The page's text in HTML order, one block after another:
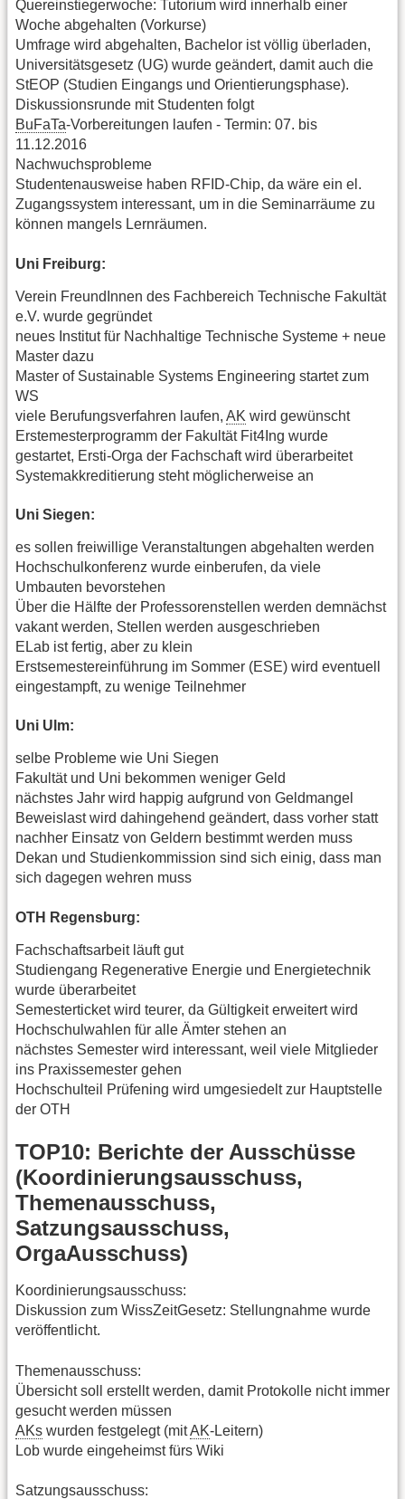
Quereinstiegerwoche: Tutorium wird innerhalb einer
Woche abgehalten (Vorkurse)
Umfrage wird abgehalten, Bachelor ist völlig überladen,
Universitätsgesetz (UG) wurde geändert, damit auch die
StEOP (Studien Eingangs und Orientierungsphase).
Diskussionsrunde mit Studenten folgt
BuFaTa-Vorbereitungen laufen - Termin: 07. bis
11.12.2016
Nachwuchsprobleme
Studentenausweise haben RFID-Chip, da wäre ein el.
Zugangssystem interessant, um in die Seminarräume zu
können mangels Lernräumen.
Uni Freiburg:
Verein FreundInnen des Fachbereich Technische Fakultät
e.V. wurde gegründet
neues Institut für Nachhaltige Technische Systeme + neue
Master dazu
Master of Sustainable Systems Engineering startet zum
WS
viele Berufungsverfahren laufen, AK wird gewünscht
Erstemesterprogramm der Fakultät Fit4Ing wurde
gestartet, Ersti-Orga der Fachschaft wird überarbeitet
Systemakkreditierung steht möglicherweise an
Uni Siegen:
es sollen freiwillige Veranstaltungen abgehalten werden
Hochschulkonferenz wurde einberufen, da viele
Umbauten bevorstehen
Über die Hälfte der Professorenstellen werden demnächst
vakant werden, Stellen werden ausgeschrieben
ELab ist fertig, aber zu klein
Erstsemestereinführung im Sommer (ESE) wird eventuell
eingestampft, zu wenige Teilnehmer
Uni Ulm:
selbe Probleme wie Uni Siegen
Fakultät und Uni bekommen weniger Geld
nächstes Jahr wird happig aufgrund von Geldmangel
Beweislast wird dahingehend geändert, dass vorher statt
nachher Einsatz von Geldern bestimmt werden muss
Dekan und Studienkommission sind sich einig, dass man
sich dagegen wehren muss
OTH Regensburg:
Fachschaftsarbeit läuft gut
Studiengang Regenerative Energie und Energietechnik
wurde überarbeitet
Semesterticket wird teurer, da Gültigkeit erweitert wird
Hochschulwahlen für alle Ämter stehen an
nächstes Semester wird interessant, weil viele Mitglieder
ins Praxissemester gehen
Hochschulteil Prüfening wird umgesiedelt zur Hauptstelle
der OTH
TOP10: Berichte der Ausschüsse
(Koordinierungsausschuss,
Themenausschuss,
Satzungsausschuss,
OrgaAusschuss)
Koordinierungsausschuss:
Diskussion zum WissZeitGesetz: Stellungnahme wurde
veröffentlicht.
Themenausschuss:
Übersicht soll erstellt werden, damit Protokolle nicht immer
gesucht werden müssen
AKs wurden festgelegt (mitAK-Leitern)
Lob wurde eingeheimst fürs Wiki
Satzungsausschuss: